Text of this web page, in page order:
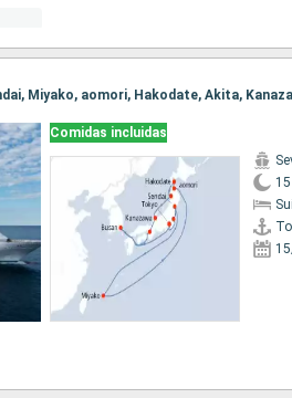
Comidas incluidas